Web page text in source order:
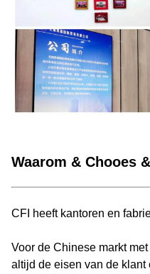
Waarom & Chooes
CFI heeft kantoren en
Voor de Chinese markt
altijd de eisen van de klant